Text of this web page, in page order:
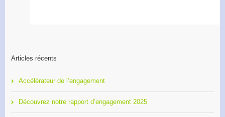
Articles récents
Accélérateur de l’engagement
Découvrez notre rapport d’engagement 2025